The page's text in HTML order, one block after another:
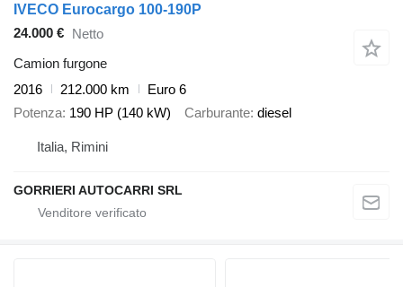
IVECO Eurocargo 100-190P
24.000 € Netto
Camion furgone
2016
212.000 km
Euro 6
Potenza 190 HP (140 kW) Carburante diesel
Italia, Rimini
GORRIERI AUTOCARRI SRL